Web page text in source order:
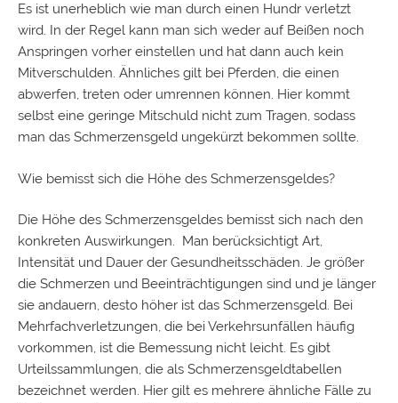
Es ist unerheblich wie man durch einen Hundr verletzt
wird. In der Regel kann man sich weder auf Beißen noch
Anspringen vorher einstellen und hat dann auch kein
Mitverschulden. Ähnliches gilt bei Pferden, die einen
abwerfen, treten oder umrennen können. Hier kommt
selbst eine geringe Mitschuld nicht zum Tragen, sodass
man das Schmerzensgeld ungekürzt bekommen sollte.
Wie bemisst sich die Höhe des Schmerzensgeldes?
Die Höhe des Schmerzensgeldes bemisst sich nach den
konkreten Auswirkungen. Man berücksichtigt Art,
Intensität und Dauer der Gesundheitsschäden. Je größer
die Schmerzen und Beeinträchtigungen sind und je länger
sie andauern, desto höher ist das Schmerzensgeld. Bei
Mehrfachverletzungen, die bei Verkehrsunfällen häufig
vorkommen, ist die Bemessung nicht leicht. Es gibt
Urteilssammlungen, die als Schmerzensgeldtabellen
bezeichnet werden. Hier gilt es mehrere ähnliche Fälle zu